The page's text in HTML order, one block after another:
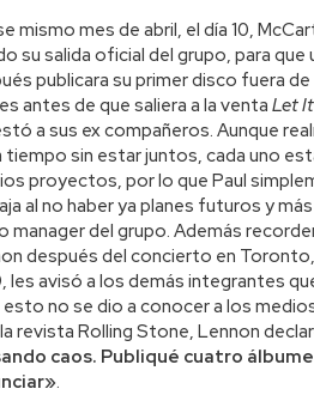
mismo mes de abril, el día 10,
su salida oficial del grupo, para que
publicara su primer disco fuera
antes de que saliera a la venta Let
a sus ex compañeros. Aunque
tiempo sin estar juntos, cada uno
proyectos, por lo que Paul
al no haber ya planes futuros y
manager del grupo. Además
después del concierto en
les avisó a los demás integrantes
no se dio a conocer a los
revista Rolling Stone, Lennon
caos. Publiqué cuatro
.